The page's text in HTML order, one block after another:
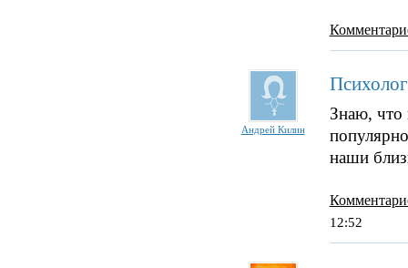
Андрей Килин
Знаю, что
наши
12:52